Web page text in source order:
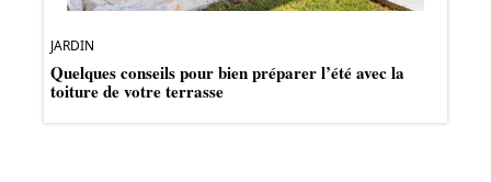
JARDIN
Quelques conseils pour bien préparer l’été avec la
toiture de votre terrasse